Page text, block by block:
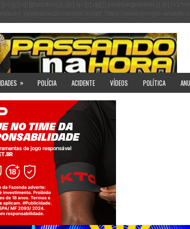
» POLÍCIA ACIDENTE VÍDEOS POLÍTICA
com responsabilidade. 18+